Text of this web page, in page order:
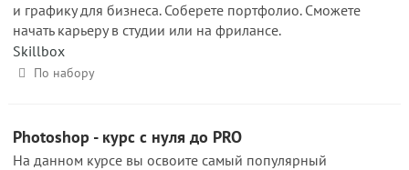
и графику для бизнеса. Соберете портфолио. Сможете
начать карьеру в студии или на фрилансе.
Skillbox
По набору
Photoshop - курс с нуля до PRO
На данном курсе вы освоите самый популярный